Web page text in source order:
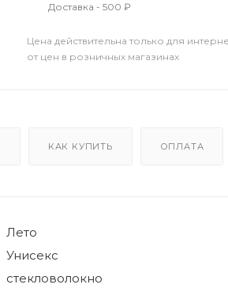
Доставка - 500 ₽
Цена действительна только для
от цен в розничных магазинах
КАК КУПИТЬ ОПЛАТА
Лето
Унисекс
стекловолокно